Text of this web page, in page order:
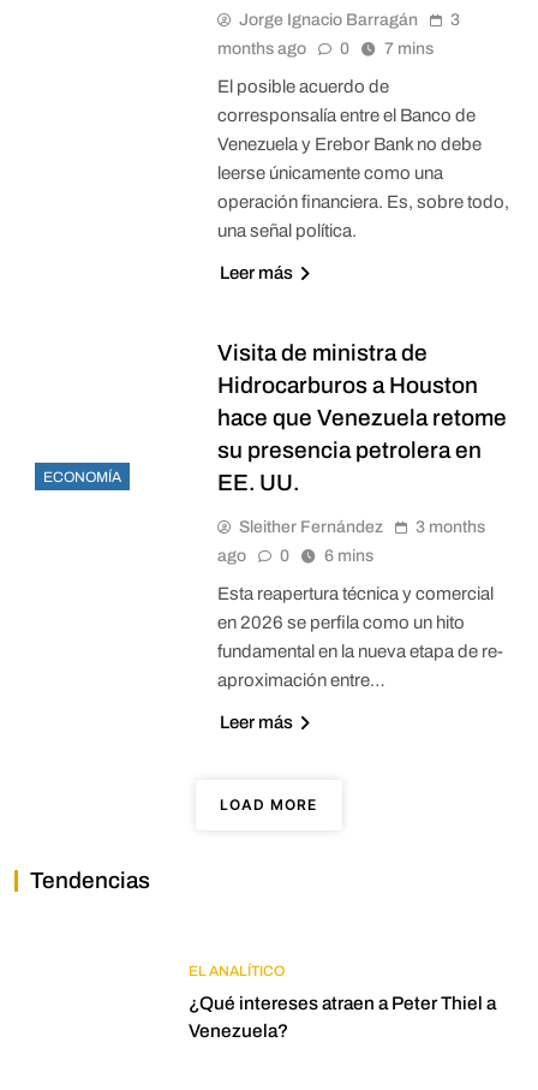
Jorge Ignacio Barragán
3
months ago
0 7 mins
El posible acuerdo de
corresponsalía entre el Banco de
Venezuela y Erebor Bank no debe
leerse únicamente como una
operación financiera. Es, sobre todo,
una señal política.
Leer más
ECONOMÍA
Visita de ministra de
Hidrocarburos a Houston
hace que Venezuela retome
su presencia petrolera en
EE. UU.
Sleither Fernández
3 months
ago
0 6 mins
Esta reapertura técnica y comercial
en 2026 se perfila como un hito
fundamental en la nueva etapa de re-
aproximación entre…
Leer más
LOAD MORE
Tendencias
EL ANALÍTICO
¿Qué intereses atraen a Peter Thiel a
Venezuela?